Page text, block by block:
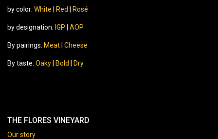
by color: White Red Rosé
by designation: IGP AOP
By pairings: Meat Cheese
By taste: Oaky Bold Dry
THE FLORES VINEYARD
Our story